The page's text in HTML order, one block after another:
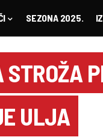
SEZONA 2025.
ULJA